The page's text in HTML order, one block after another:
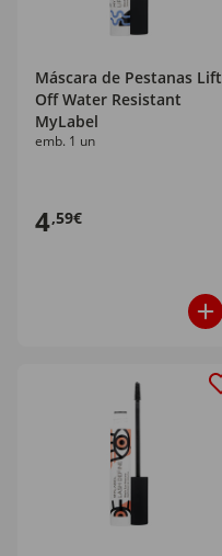
Máscara de Pestanas Lift
Off Water Resistant
MyLabel
emb. 1 un
4,59€